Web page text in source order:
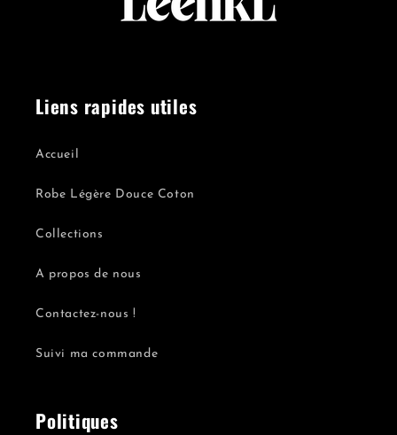
Liens rapides utiles
Accueil
Robe Légère Douce Coton
Collections
A propos de nous
Contactez-nous !
Suivi ma commande
Politiques